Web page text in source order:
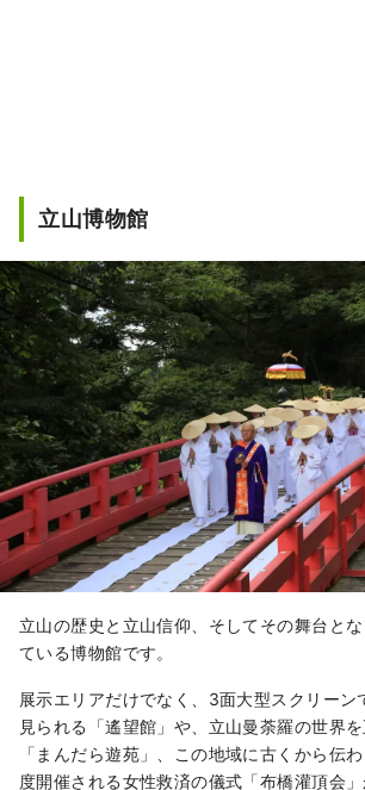
立山博物館
立山の歴史と立山信仰、そしてその舞台と
ている博物館です。
展示エリアだけでなく、3面大型スクリーン
見られる「遙望館」や、立山曼荼羅の世界
「まんだら遊苑」、この地域に古くから伝
度開催される女性救済の儀式「布橋灌頂会